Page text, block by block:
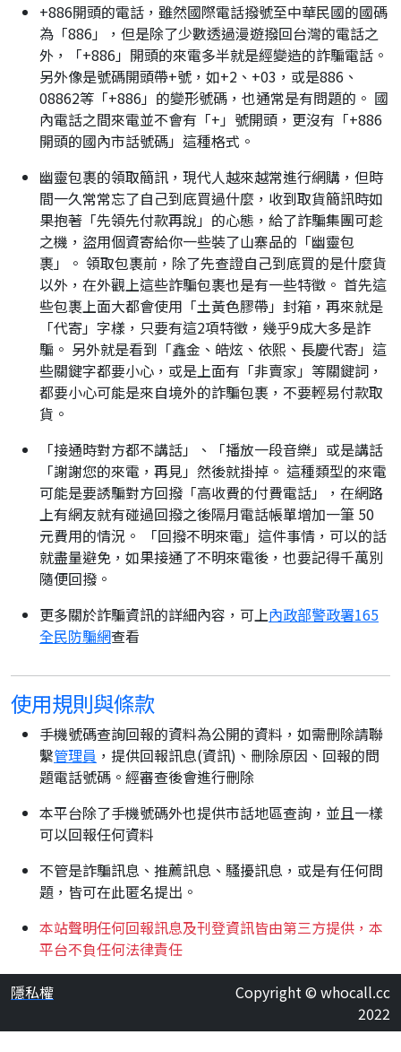
+886開頭的電話，雖然國際電話撥號至中華民國的國碼
為「886」，但是除了少數透過漫遊撥回台灣的電話之
外，「+886」開頭的來電多半就是經變造的詐騙電話。
另外像是號碼開頭帶+號，如+2、+03，或是886、
08862等「+886」的變形號碼，也通常是有問題的。 國
內電話之間來電並不會有「+」號開頭，更沒有「+886
開頭的國內市話號碼」這種格式。
幽靈包裹的領取簡訊，現代人越來越常進行網購，但時
間一久常常忘了自己到底買過什麼，收到取貨簡訊時如
果抱著「先領先付款再說」的心態，給了詐騙集團可趁
之機，盜用個資寄給你一些裝了山寨品的「幽靈包
裹」。 領取包裹前，除了先查證自己到底買的是什麼貨
以外，在外觀上這些詐騙包裹也是有一些特徵。 首先這
些包裹上面大都會使用「土黃色膠帶」封箱，再來就是
「代寄」字樣，只要有這2項特徵，幾乎9成大多是詐
騙。 另外就是看到「鑫金、皓炫、依熙、長慶代寄」這
些關鍵字都要小心，或是上面有「非賣家」等關鍵詞，
都要小心可能是來自境外的詐騙包裹，不要輕易付款取
貨。
「接通時對方都不講話」、「播放一段音樂」或是講話
「謝謝您的來電，再見」然後就掛掉。 這種類型的來電
可能是要誘騙對方回撥「高收費的付費電話」，在網路
上有網友就有碰過回撥之後隔月電話帳單增加一筆 50
元費用的情況。 「回撥不明來電」這件事情，可以的話
就盡量避免，如果接通了不明來電後，也要記得千萬別
隨便回撥。
更多關於詐騙資訊的詳細內容，可上內政部警政署165
全民防騙網查看
使用規則與條款
手機號碼查詢回報的資料為公開的資料，如需刪除請聯
繫管理員 ，提供回報訊息(資訊)、刪除原因、回報的問
題電話號碼。經審查後會進行刪除
本平台除了手機號碼外也提供市話地區查詢，並且一樣
可以回報任何資料
不管是詐騙訊息、推薦訊息、騷擾訊息，或是有任何問
題，皆可在此匿名提出。
本站聲明任何回報訊息及刊登資訊皆由第三方提供，本
平台不負任何法律責任
隱私權
Copyright © whocall.cc
2022